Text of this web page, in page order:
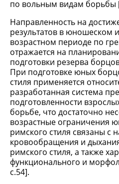
по вольным видам борьбы
Направленность на
результатов в юношеском
возрастном периоде по
отражается на
подготовки резерва
При подготовке юных
стиля применяется
разработанная система
подготовленности
борьбе, что достаточно
возрастные ограничения
римского стиля связаны с
кровообращения и
римского стиля, а также
функционального и
с.54].